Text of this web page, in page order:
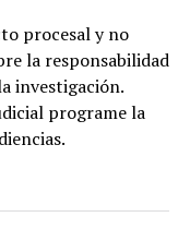
procesal y no
la responsabilidad
investigación.
programe la